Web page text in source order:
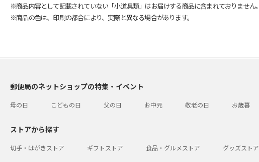
※商品内容として記載されていない「小道具類」はお届けする商品に含まれておりません。
※商品の色は、印刷の都合により、実際と異なる場合があります。
郵便局のネットショップの特集・イベント
母の日 こどもの日 父の日 お中元 敬老の日 お歳暮
ストアから探す
切手・はがきストア ギフトストア 食品・グルメストア グッズストア